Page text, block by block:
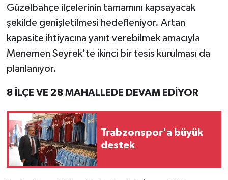
Güzelbahçe ilçelerinin tamamını kapsayacak
şekilde genişletilmesi hedefleniyor. Artan
kapasite ihtiyacına yanıt verebilmek amacıyla
Menemen Seyrek'te ikinci bir tesis kurulması da
planlanıyor.
8 İLÇE VE 28 MAHALLEDE DEVAM EDİYOR
Trabzonspor'a büyük
destek